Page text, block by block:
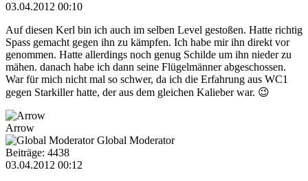
03.04.2012 00:10
Auf diesen Kerl bin ich auch im selben Level gestoßen. Hatte richtig
Spass gemacht gegen ihn zu kämpfen. Ich habe mir ihn direkt vor
genommen. Hatte allerdings noch genug Schilde um ihn nieder zu
mähen. danach habe ich dann seine Flügelmänner abgeschossen.
War für mich nicht mal so schwer, da ich die Erfahrung aus WC1
gegen Starkiller hatte, der aus dem gleichen Kalieber war. 😉
Arrow
Global Moderator
Beiträge: 4438
03.04.2012 00:12